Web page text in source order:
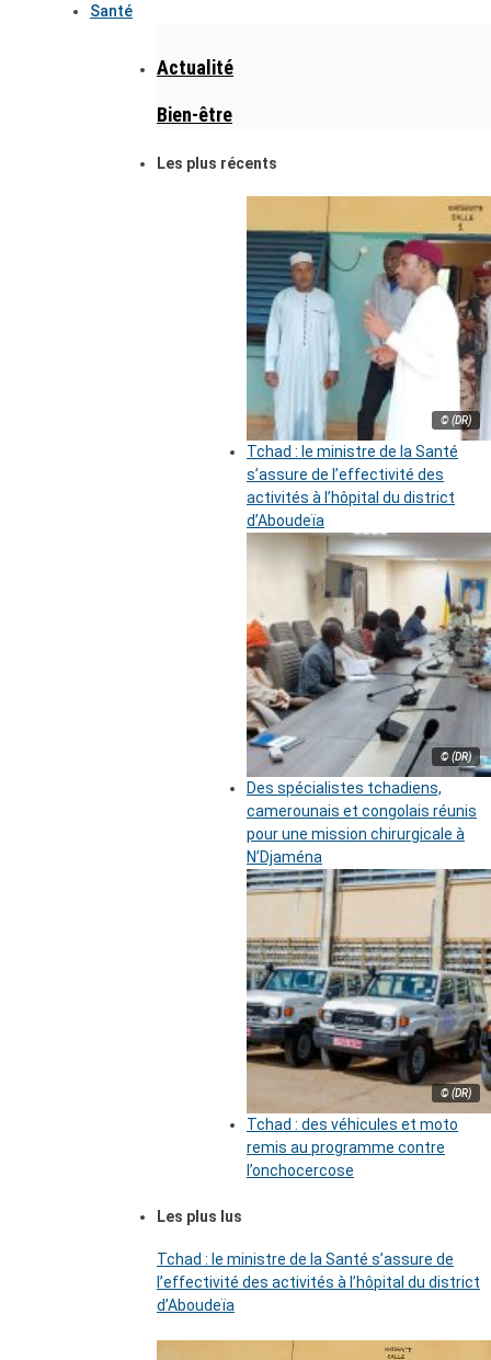
Santé
Actualité
Bien-être
Les plus récents
© (DR)
Tchad : le ministre de la Santé
s’assure de l’effectivité des
activités à l’hôpital du district
d’Aboudeïa
© (DR)
Des spécialistes tchadiens,
camerounais et congolais réunis
pour une mission chirurgicale à
N’Djaména
© (DR)
Tchad : des véhicules et moto
remis au programme contre
l’onchocercose
Les plus lus
Tchad : le ministre de la Santé s’assure de
l’effectivité des activités à l’hôpital du district
d’Aboudeïa